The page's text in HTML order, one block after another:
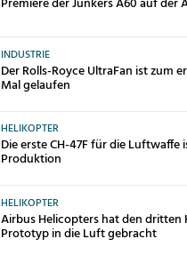
Premiere der Junkers A60 auf der
INDUSTRIE
Der Rolls-Royce UltraFan ist zum
Mal gelaufen
HELIKOPTER
Die erste CH-47F für die Luftwaffe
Produktion
HELIKOPTER
Airbus Helicopters hat den dritten
Prototyp in die Luft gebracht